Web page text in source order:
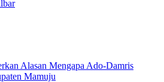
Alasan Mengapa Ado-Damris
Mamuju